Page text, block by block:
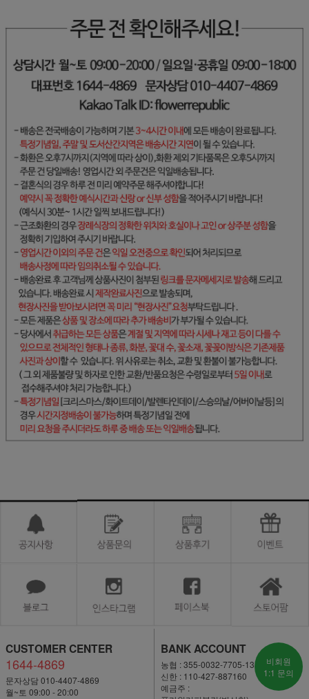
CUSTOMER CENTER
1644-4869
문자상담 010-4407-4869
월~토 09:00 - 20:00
BANK ACCOUNT
농협 : 355-0032-7705-13
신한 : 110-427-887160
예금주 :
비회원
1:1 문의